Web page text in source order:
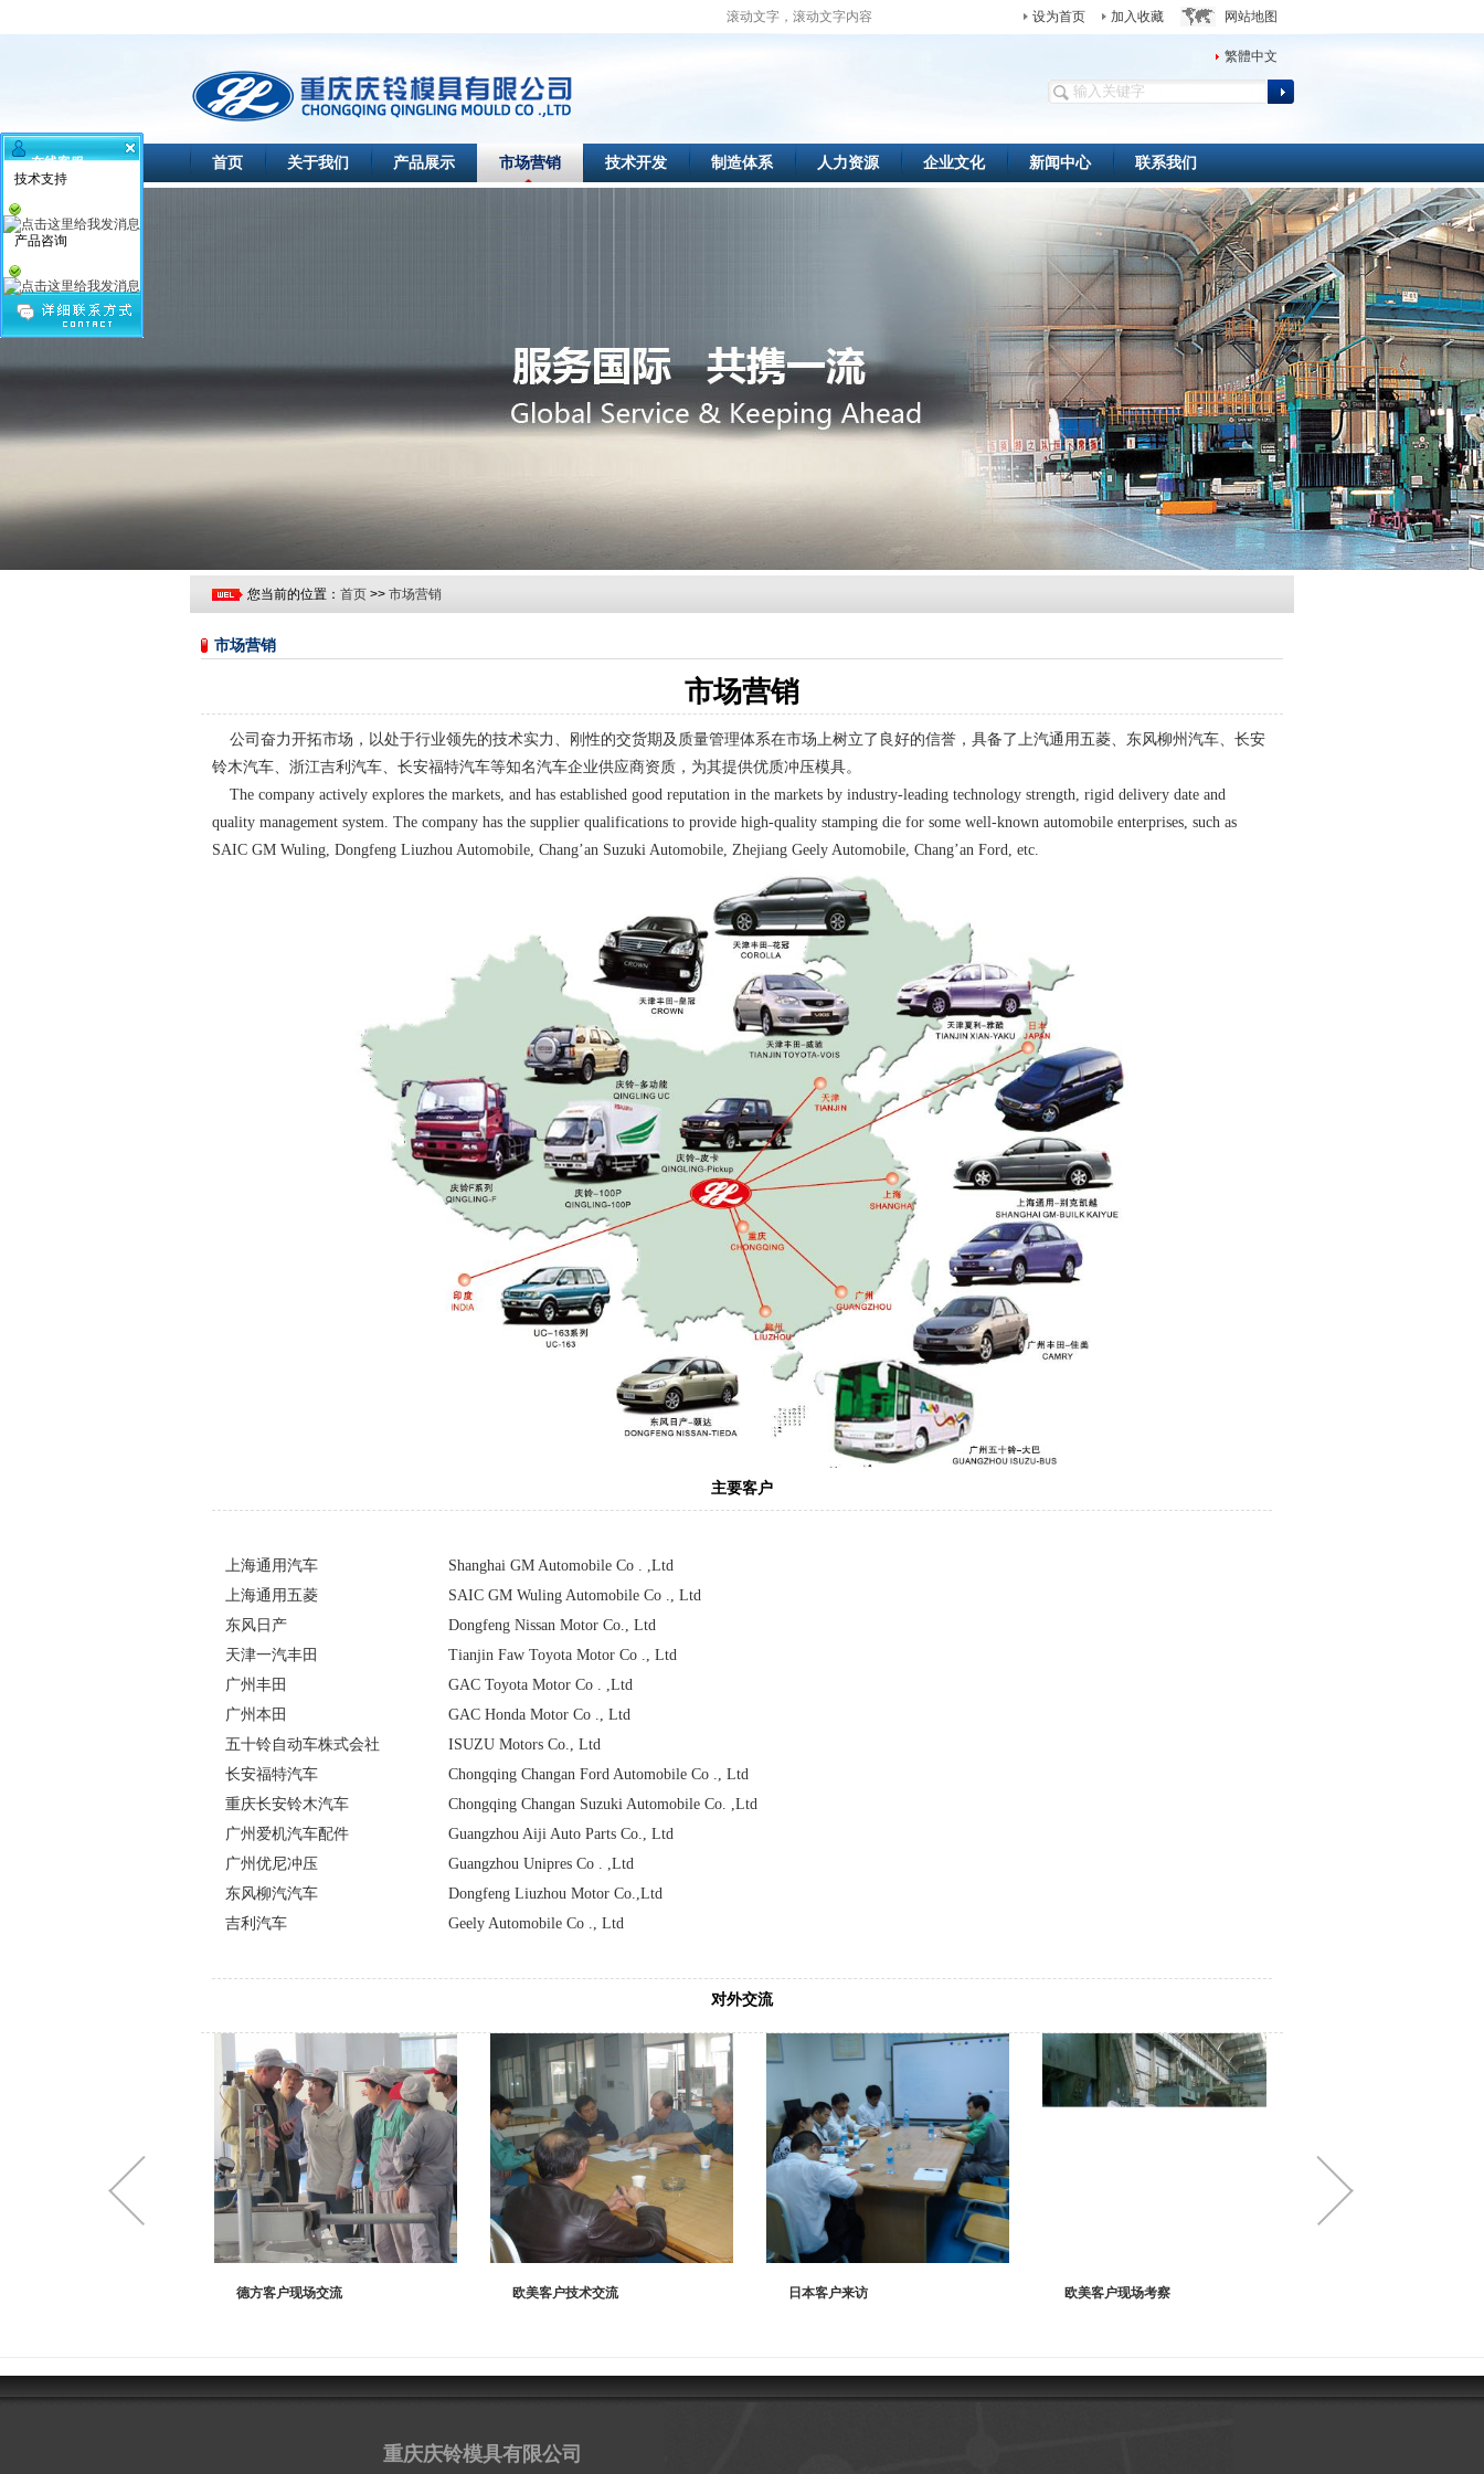
滚动文字，滚动文字内容 设为首页 加入收藏 网站地图
繁體中文
首页 关于我们 产品展示 市场营销 技术开发 制造体系 人力资源 企业文化 新闻中心 联系我们
您当前的位置： 首页 >> 市场营销
市场营销
市场营销
公司奋力开拓市场，以处于行业领先的技术实力、刚性的交货期及质量管理体系在市场上树立了良好的信誉，具备了上汽通用五菱、东风柳州汽车、长安
铃木汽车、浙江吉利汽车、长安福特汽车等知名汽车企业供应商资质，为其提供优质冲压模具。
The company actively explores the markets, and has established good reputation in the markets by industry-leading technology strength, rigid delivery date and
quality management system. The company has the supplier qualifications to provide high-quality stamping die for some well-known automobile enterprises, such as
SAIC GM Wuling, Dongfeng Liuzhou Automobile, Chang’an Suzuki Automobile, Zhejiang Geely Automobile, Chang’an Ford, etc.
主要客户
上海通用汽车
Shanghai GM Automobile Co . ,Ltd
上海通用五菱
SAIC GM Wuling Automobile Co ., Ltd
东风日产
Dongfeng Nissan Motor Co., Ltd
天津一汽丰田
Tianjin Faw Toyota Motor Co ., Ltd
广州丰田
GAC Toyota Motor Co . ,Ltd
广州本田
GAC Honda Motor Co ., Ltd
五十铃自动车株式会社
ISUZU Motors Co., Ltd
长安福特汽车
Chongqing Changan Ford Automobile Co ., Ltd
重庆长安铃木汽车
Chongqing Changan Suzuki Automobile Co. ,Ltd
广州爱机汽车配件
Guangzhou Aiji Auto Parts Co., Ltd
广州优尼冲压
Guangzhou Unipres Co . ,Ltd
东风柳汽汽车
Dongfeng Liuzhou Motor Co.,Ltd
吉利汽车
Geely Automobile Co ., Ltd
对外交流
德方客户现场交流 欧美客户技术交流 日本客户来访 欧美客户现场考察
重庆庆铃模具有限公司
在线客服
技术支持
产品咨询